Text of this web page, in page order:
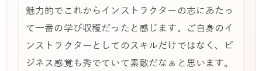
魅力的でこれからインストラクターの志にあたっ
て一番の学び収穫だったと感じます。ご自身のイ
ンストラクターとしてのスキルだけではなく、ビ
ジネス感覚も秀でていて素敵だなぁと思います。